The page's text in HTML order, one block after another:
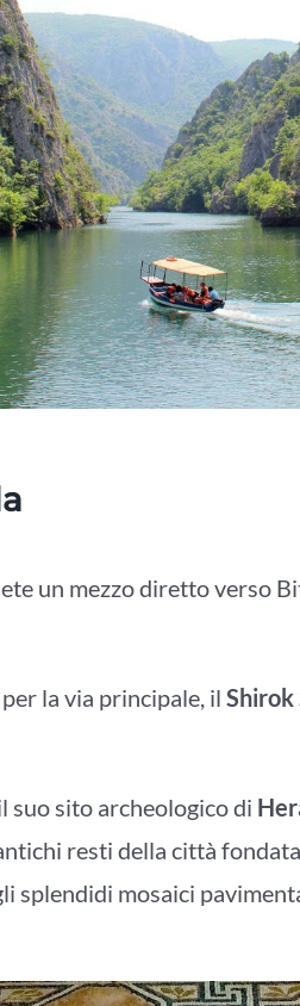
un mezzo diretto verso
la via principale, il Shirok
suo sito archeologico di
resti della città
splendidi mosaici